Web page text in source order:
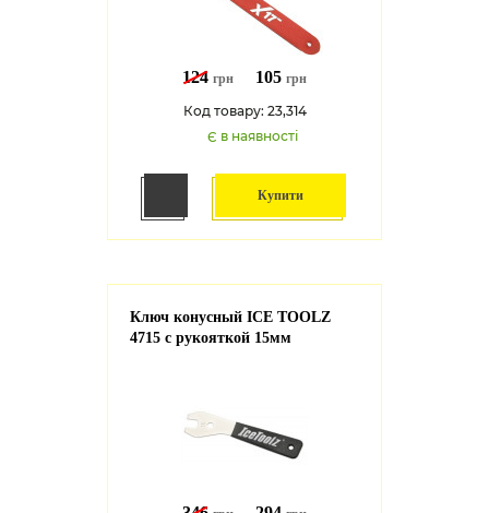
124 грн 105 грн
Код товару: 23,314
Є в наявності
Купити
Ключ конусный ICE TOOLZ
4715 с рукояткой 15мм